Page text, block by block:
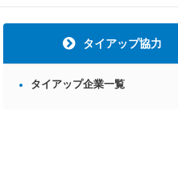
タイアップ協力
タイアップ企業一覧